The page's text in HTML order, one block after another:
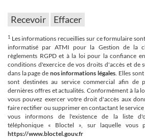
1 Les informations recueillies sur ce formulaire
informatisé par ATMI pour la Gestion de la
règlements RGPD et à la loi pour la confiance
conditions d'exercice de vos droits d'accès et de
dans la page de nos informations légales. Elles
sont destinées au service commercial afin de
dernières offres et actualités. Conformément à la
vous pouvez exercer votre droit d'accès aux
faire rectifier ou supprimer en contactant le
vous informons de l'existence de la liste
téléphonique « Bloctel », sur laquelle vous
https://www.bloctel.gouv.fr